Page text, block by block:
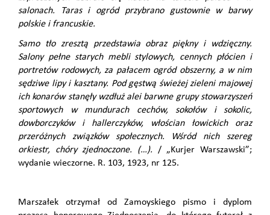
salonach. Taras i ogród przybrano gustownie w barwy
polskie i francuskie.
Samo tło zresztą przedstawia obraz piękny i wdzięczny.
Salony pełne starych mebli stylowych, cennych płócien i
portretów rodowych, za pałacem ogród obszerny, a w nim
sędziwe lipy i kasztany. Pod gęstwą świeżej zieleni majowej
ich konarów stanęły wzdłuż alei barwne grupy stowarzyszeń
sportowych w mundurach cechów, sokołów i sokolic,
dowborczyków i hallerczyków, włościan łowickich oraz
przeróżnych związków społecznych. Wśród nich szereg
orkiestr, chóry zjednoczone. (…). / „Kurjer Warszawski”;
wydanie wieczorne. R. 103, 1923, nr 125.
Marszałek otrzymał od Zamoyskiego pismo i dyplom